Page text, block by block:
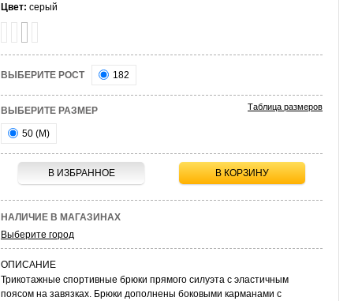
Цвет: серый
ВЫБЕРИТЕ РОСТ 182
ВЫБЕРИТЕ РАЗМЕР Таблица размеров
50 (M)
В ИЗБРАННОЕ В КОРЗИНУ
НАЛИЧИЕ В МАГАЗИНАХ
Выберите город
ОПИСАНИЕ
Трикотажные спортивные брюки прямого силуэта с эластичным
поясом на завязках. Брюки дополнены боковыми карманами с